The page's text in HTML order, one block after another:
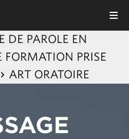
DE PAROLE EN
FORMATION PRISE
ART ORATOIRE